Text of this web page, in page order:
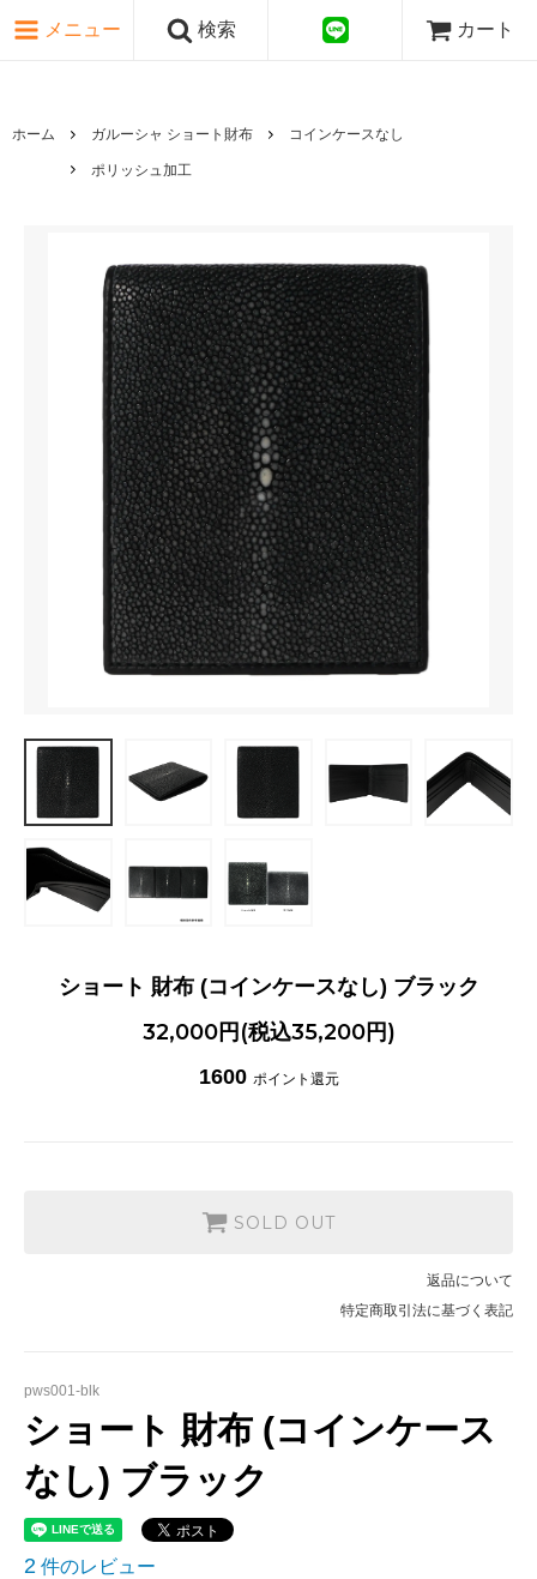
メニュー 検索 カート
ホーム ガルーシャ ショート財布 コインケースなし
ポリッシュ加工
ショート 財布 (コインケースなし) ブラック
32,000円(税込35,200円)
1600 ポイント還元
SOLD OUT
返品について
特定商取引法に基づく表記
pws001-blk
ショート 財布 (コインケース
なし) ブラック
2 件のレビュー
ピンク・レッド系
ゴールド・シルバー系
国旗シリーズ
日本伝文様シリーズ